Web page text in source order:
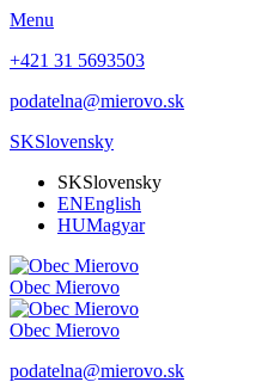
Menu
+421 31 5693503
podatelna@mierovo.sk
SKSlovensky
SKSlovensky
ENEnglish
HUMagyar
Obec Mierovo
Obec Mierovo
podatelna@mierovo.sk